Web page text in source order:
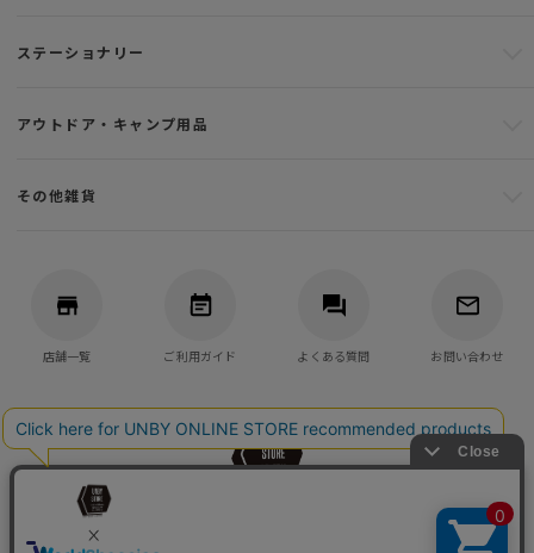
ステーショナリー
アウトドア・キャンプ用品
その他雑貨
店舗一覧 ご利用ガイド よくある質問 お問い合わせ